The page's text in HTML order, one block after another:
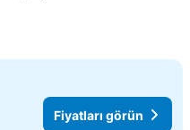
Fiyatları görün